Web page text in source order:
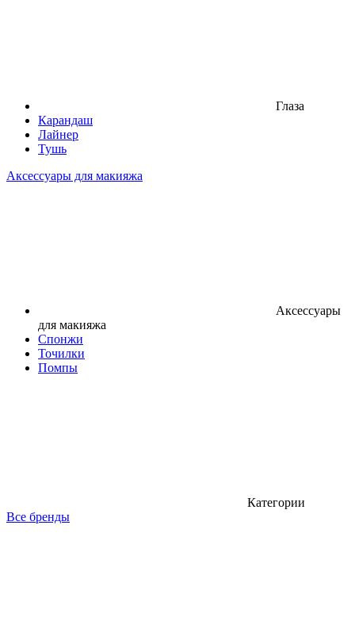
Глаза
Карандаш
Лайнер
Тушь
Аксессуары для макияжа
Аксессуары
для макияжа
Спонжи
Точилки
Помпы
Категории
Все бренды